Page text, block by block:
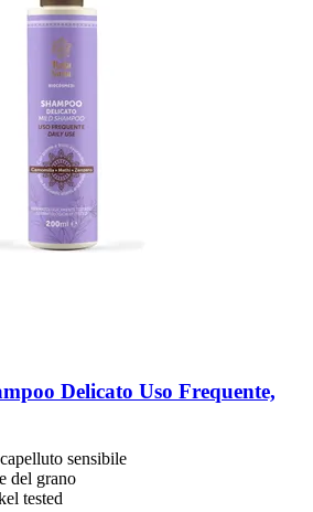
Delicato Uso Frequente,
sensibile
del grano
tested